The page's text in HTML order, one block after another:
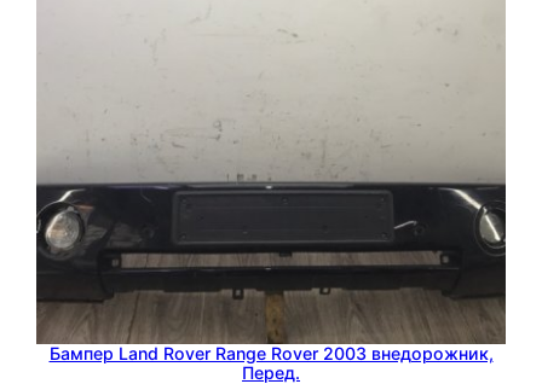
Бампер Land Rover Range Rover 2003 внедорожник,
Перед.